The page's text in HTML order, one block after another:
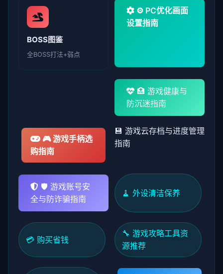
BOSS图鉴
全BOSS打法+弱点
⚙️ PC优化画面
设置指南
🏥 游戏健康与
防沉迷指南
🎮 游戏手柄选
购指南
💾 游戏云存档与进度管理
指南
🛡️ 游戏账号安
全与防诈骗指南
🧹 外设清洁保养
💳 购买省钱
🔧 游戏攻略工具资
源推荐